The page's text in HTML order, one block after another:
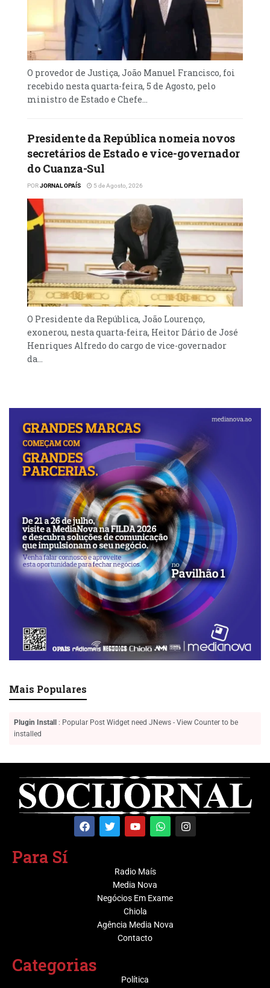
O provedor de Justiça, João Manuel Francisco, foi
recebido nesta quarta-feira, 5 de Agosto, pelo
ministro de Estado e Chefe...
Presidente da República nomeia novos
secretários de Estado e vice-governador
do Cuanza-Sul
PORJORNAL OPAÍS 5 de Agosto, 2026
O Presidente da República, João Lourenço,
exonerou, nesta quarta-feira, Heitor Dário de José
Henriques Alfredo do cargo de vice-governador
da...
Mais Populares
Plugin Install
: Popular Post Widget need JNews - View Counter to be
installed
Para Sí
Radio Maís
Media Nova
Negócios Em Exame
Chiola
Agência Media Nova
Contacto
Categorias
Política